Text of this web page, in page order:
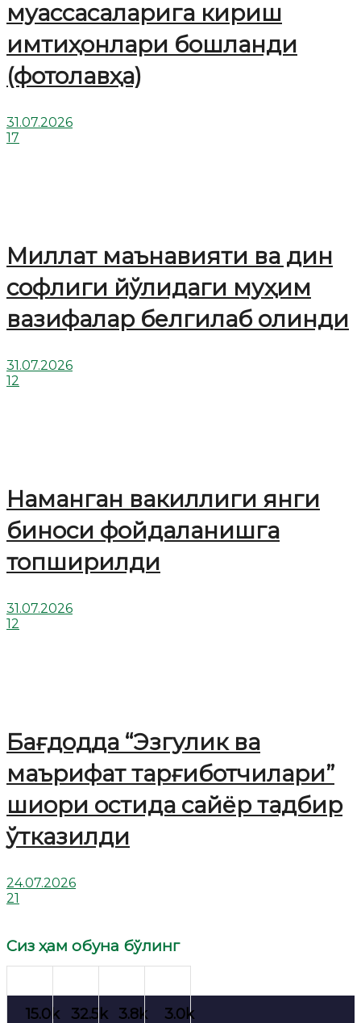
муассасаларига кириш
имтиҳонлари бошланди
(фотолавҳа)
31.07.2026
17
Миллат маънавияти ва дин
софлиги йўлидаги муҳим
вазифалар белгилаб олинди
31.07.2026
12
Наманган вакиллиги янги
биноси фойдаланишга
топширилди
31.07.2026
12
Бағдодда “Эзгулик ва
маърифат тарғиботчилари”
шиори остида сайёр тадбир
ўтказилди
24.07.2026
21
Сиз ҳам обуна бўлинг